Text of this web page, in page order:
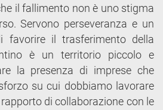
il fallimento non è uno stigma
Servono perseveranza e un
favorire il trasferimento della
è un territorio piccolo e
la presenza di imprese che
su cui dobbiamo lavorare
di collaborazione con le